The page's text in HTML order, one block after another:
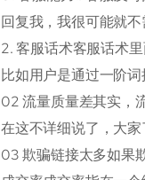
回复我，我很可能就不
2. 客服话术客服话术
比如用户是通过一阶
02 流量质量差其实，
在这不详细说了，大家
03 欺骗链接太多如果